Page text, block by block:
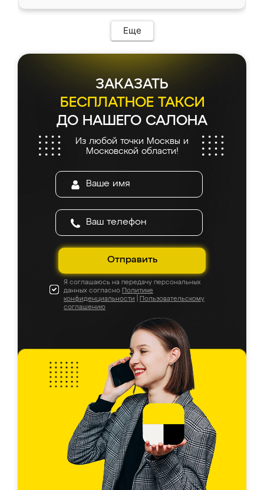
мебель сразу встала на свое место без
каких-либо доработок. Качеством осталась
довольна, все выглядит так, как и ожидала.
Еще
ЗАКАЗАТЬ
БЕСПЛАТНОЕ ТАКСИ
ДО НАШЕГО САЛОНА
Из любой точки Москвы и
Московской области!
Отправить
Я соглашаюсь на передачу персональных
данных согласно Политике
конфиденциальности
Пользовательскому
соглашению